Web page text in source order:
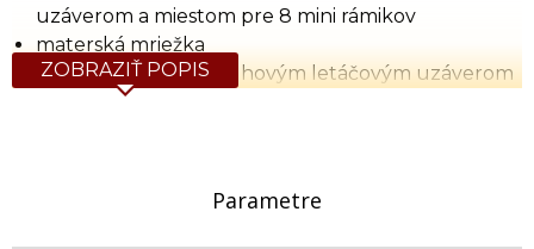
uzáverom a miestom pre 8 mini rámikov
materská mriežka
extra nadstavok s kruhovým letáčovým uzáverom
a miestom na 8 mini rámikov
ZOBRAZIŤ POPIS
Parametre